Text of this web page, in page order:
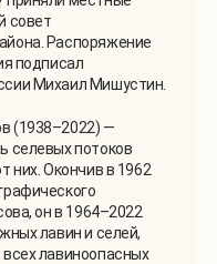
совет
Распоряжение
подписал
Михаил Мишустин.
(1938–2022) —
селевых потоков
них. Окончив в 1962
он в 1964–2022
лавин и селей,
лавиноопасных